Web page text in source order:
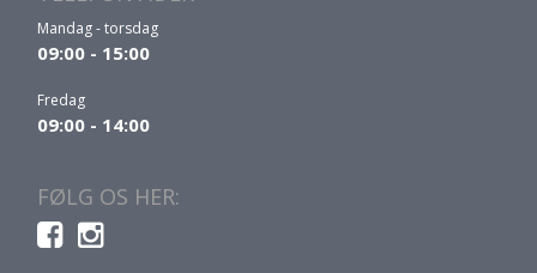
Mandag - torsdag
09:00 - 15:00
Fredag
09:00 - 14:00
FØLG OS HER: